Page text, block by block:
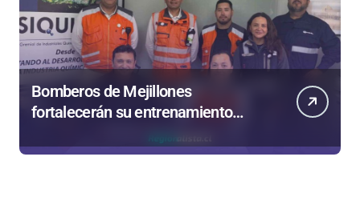
Bomberos de Mejillones
fortalecerán su entrenamiento
para enfrentar emergencias
complejas